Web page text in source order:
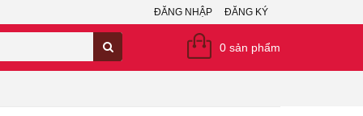
ĐĂNG NHẬP ĐĂNG KÝ
0 sản phẩm